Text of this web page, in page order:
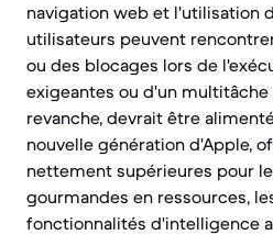
navigation web et l'utilisation
utilisateurs peuvent
ou des blocages lors de
exigeantes ou d'un multitâche
revanche, devrait être
nouvelle génération d'Apple,
nettement supérieures pour
gourmandes en ressources,
fonctionnalités d'intelligence